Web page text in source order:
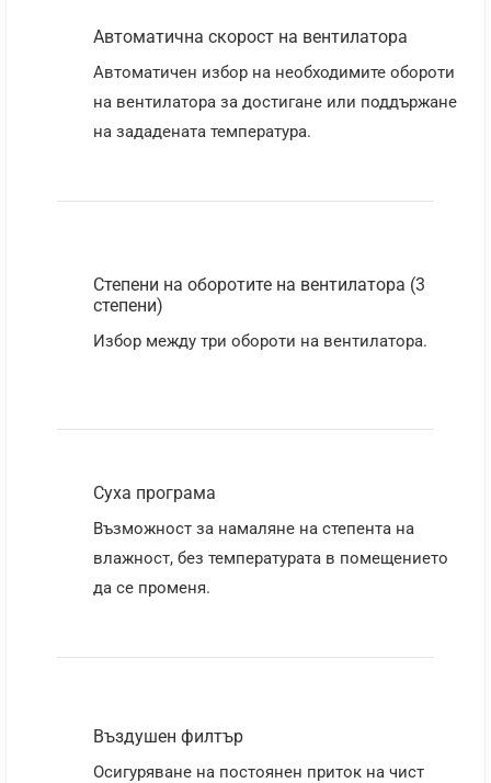
Автоматична скорост на вентилатора
Автоматичен избор на необходимите обороти
на вентилатора за достигане или поддържане
на зададената температура.
Степени на оборотите на вентилатора (3
степени)
Избор между три обороти на вентилатора.
Суха програма
Възможност за намаляне на степента на
влажност, без температурата в помещението
да се променя.
Въздушен филтър
Осигуряване на постоянен приток на чист